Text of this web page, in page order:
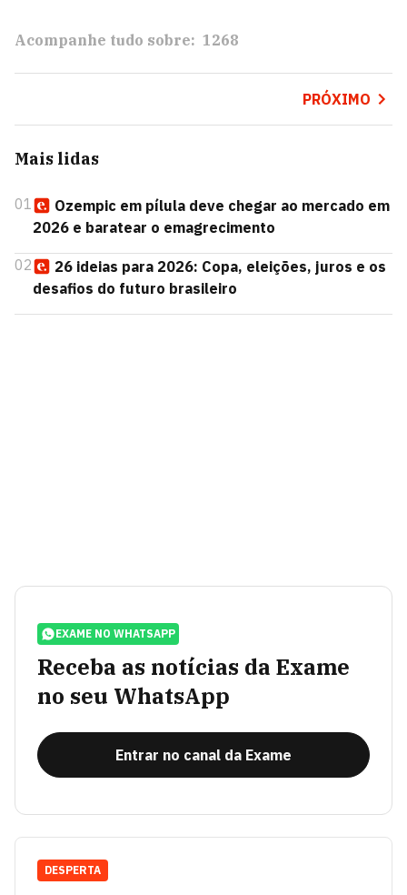
Acompanhe tudo sobre: 1268
PRÓXIMO
Mais lidas
01
Ozempic em pílula deve chegar ao mercado em
2026 e baratear o emagrecimento
02
26 ideias para 2026: Copa, eleições, juros e os
desafios do futuro brasileiro
EXAME NO WHATSAPP
Receba as notícias da Exame
no seu WhatsApp
Entrar no canal da Exame
DESPERTA